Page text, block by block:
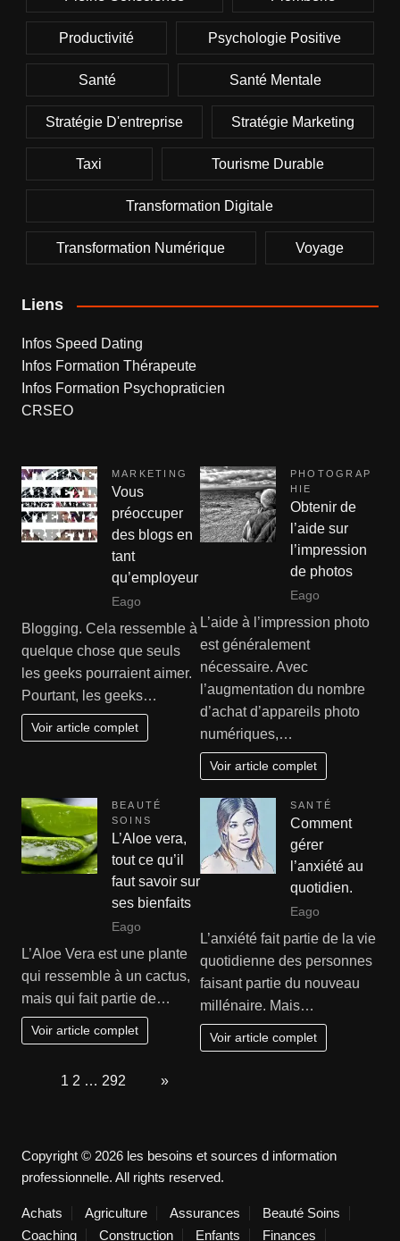
Productivité Psychologie Positive
Santé Santé Mentale
Stratégie D'entreprise Stratégie Marketing
Taxi Tourisme Durable
Transformation Digitale
Transformation Numérique Voyage
Liens
Infos Speed Dating
Infos Formation Thérapeute
Infos Formation Psychopraticien
CRSEO
MARKETING
Vous
préoccuper
des blogs en
tant
qu’employeur
Eago
Blogging. Cela ressemble à
quelque chose que seuls
les geeks pourraient aimer.
Pourtant, les geeks…
Voir article complet
PHOTOGRAP
HIE
Obtenir de
l’aide sur
l’impression
de photos
Eago
L’aide à l’impression photo
est généralement
nécessaire. Avec
l’augmentation du nombre
d’achat d’appareils photo
numériques,…
Voir article complet
BEAUTÉ
SOINS
L’Aloe vera,
tout ce qu’il
faut savoir sur
ses bienfaits
Eago
L’Aloe Vera est une plante
qui ressemble à un cactus,
mais qui fait partie de…
Voir article complet
SANTÉ
Comment
gérer
l’anxiété au
quotidien.
Eago
L’anxiété fait partie de la vie
quotidienne des personnes
faisant partie du nouveau
millénaire. Mais…
Voir article complet
1 2 … 292 »
Copyright © 2026 les besoins et sources d information
professionnelle. All rights reserved.
Achats Agriculture Assurances
Beauté Soins
Coaching
Construction Enfants Finances